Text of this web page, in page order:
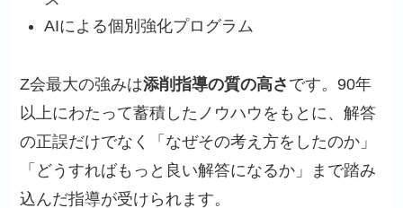
AIによる個別強化プログラム
Z会最大の強みは添削指導の質の高さ です。90年
以上にわたって蓄積したノウハウをもとに、解答
の正誤だけでなく「なぜその考え方をしたのか」
「どうすればもっと良い解答になるか」まで踏み
込んだ指導が受けられます。